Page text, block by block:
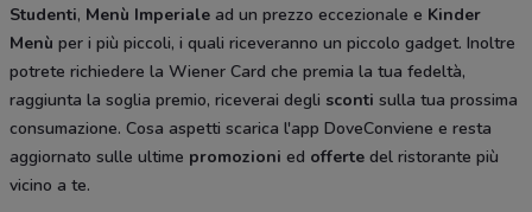
Studenti, Menù Imperiale ad un prezzo eccezionale e Kinder
Menù per i più piccoli, i quali riceveranno un piccolo gadget. Inoltre
potrete richiedere la Wiener Card che premia la tua fedeltà,
raggiunta la soglia premio, riceverai degli sconti sulla tua prossima
consumazione. Cosa aspetti scarica l'app DoveConviene e resta
aggiornato sulle ultime promozioni ed offerte del ristorante più
vicino a te.